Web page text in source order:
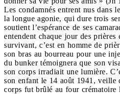
Les condamnés entrent nus dans
la longue agonie, qui dure trois
soutient l’espérance de ses
entendent chaque jour des prières
survivant, c’est en homme de
son bras au bourreau pour une
du bunker témoignera que son
son corps irradiait une lumière.
son enfant le 14 août 1941, veille
corps fut brûlé au four crématoire